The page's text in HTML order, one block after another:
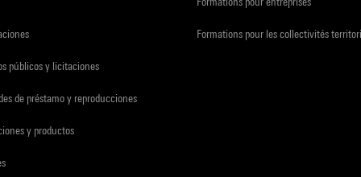
públicos y licitaciones
de préstamo y reproducciones
y productos
Formations pour les collectivités